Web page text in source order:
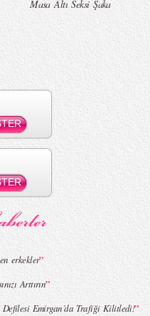
MBFWI - Zeynep Erdoğan 2015 Yaz
- Burçe Bekrek 2015 Yaz Koleksiyonu
Masa Altı Seksi Şaka
erkekler”
Arttırın”
Defilesi Emirgan’da Trafiği Kilitledi!”